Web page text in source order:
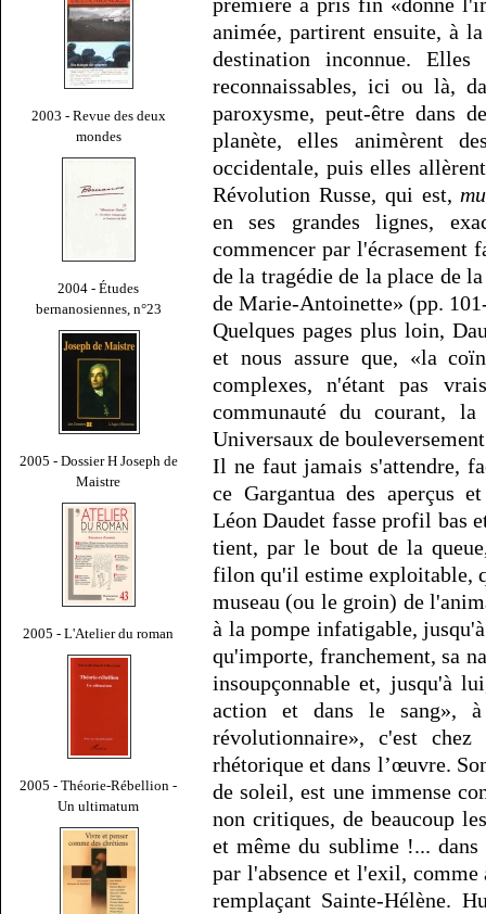
2003 - Revue des deux
mondes
2004 - Études
bernanosiennes, n°23
2005 - Dossier H Joseph de
Maistre
2005 - L'Atelier du roman
2005 - Théorie-Rébellion -
Un ultimatum
animée, partirent ensuite, à
destination inconnue. Elles
reconnaissables, ici ou là,
paroxysme, peut-être dans
planète, elles animèrent
occidentale, puis elles
Révolution Russe, qui est,
en ses grandes lignes,
commencer par l'écrasement
de la tragédie de la place de
de Marie-Antoinette» (pp.
Quelques pages plus loin,
et nous assure que, «la
complexes, n'étant pas
communauté du courant,
Universaux de
Il ne faut jamais s'attendre,
ce Gargantua des aperçus
Léon Daudet fasse profil bas
tient, par le bout de la
filon qu'il estime exploitable,
museau (ou le groin) de
à la pompe infatigable,
qu'importe, franchement, sa
insoupçonnable et, jusqu'à
action et dans le sang»,
révolutionnaire», c'est
rhétorique et dans l’œuvre.
de soleil, est une immense
non critiques, de beaucoup
et même du sublime !...
par l'absence et l'exil,
remplaçant Sainte-Hélène.